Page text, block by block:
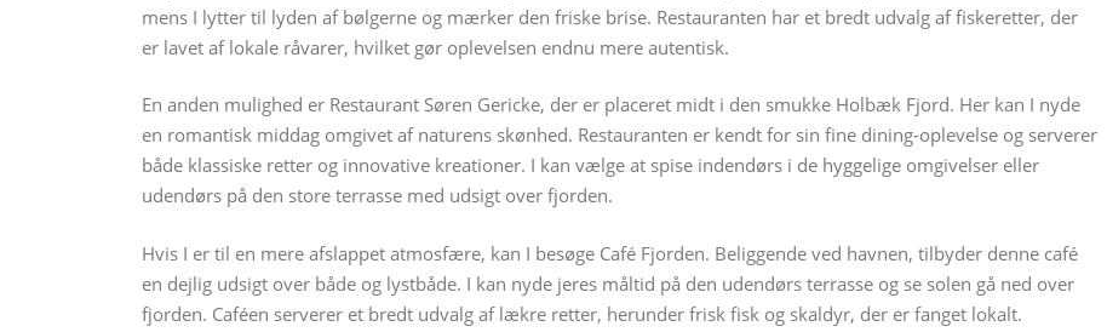
mens I lytter til lyden af bølgerne og mærker den friske brise. Restauranten har et bredt udvalg af fiskeretter, der
er lavet af lokale råvarer, hvilket gør oplevelsen endnu mere autentisk.
En anden mulighed er Restaurant Søren Gericke, der er placeret midt i den smukke Holbæk Fjord. Her kan I nyde
en romantisk middag omgivet af naturens skønhed. Restauranten er kendt for sin fine dining-oplevelse og serverer
både klassiske retter og innovative kreationer. I kan vælge at spise indendørs i de hyggelige omgivelser eller
udendørs på den store terrasse med udsigt over fjorden.
Hvis I er til en mere afslappet atmosfære, kan I besøge Café Fjorden. Beliggende ved havnen, tilbyder denne café
en dejlig udsigt over både og lystbåde. I kan nyde jeres måltid på den udendørs terrasse og se solen gå ned over
fjorden. Caféen serverer et bredt udvalg af lækre retter, herunder frisk fisk og skaldyr, der er fanget lokalt.